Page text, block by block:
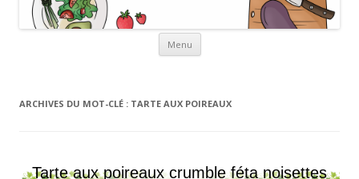
Menu Aller au contenu
ARCHIVES DU MOT-CLÉ : TARTE AUX POIREAUX
Tarte aux poireaux crumble féta noisettes